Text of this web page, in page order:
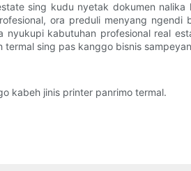
sing kudu nyetak dokumen
ora preduli menyang ngendi
kabutuhan profesional real
sing pas kanggo bisnis
kabeh jinis printer panrimo termal.